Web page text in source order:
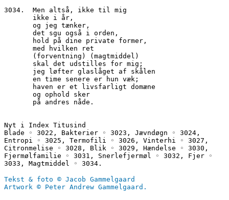
3034.  Men altså, ikke til mig
       ikke i år,
       og jeg tænker,
       det sgu også i orden,
       hold på dine private former,
       med hvilken ret
       (forventning) (magtmiddel)
       skal det udstilles for mig;
       jeg løfter glaslåget af skålen
       en time senere er hun væk;
       haven er et livsfarligt domæne
       og ophold sker
       på andres nåde.
Nyt i Index Titusind
Blade ◦ 3022, Bakterier ◦ 3023, Jævndøgn ◦ 3024,
Entropi ◦ 3025, Termofili ◦ 3026, Vinterhi ◦ 3027,
Citronmelise ◦ 3028, Blik ◦ 3029, Hændelse ◦ 3030,
Fjermølfamilie ◦ 3031, Snerlefjermøl ◦ 3032, Fjer ◦
3033, Magtmiddel ◦ 3034.
Tekst & foto © Jacob Gammelgaard
Artwork © Peter Andrew Gammelgaard.